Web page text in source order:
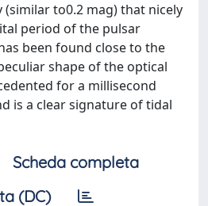
to0.2 mag) that nicely
period of the pulsar
been found close to the
shape of the optical
for a millisecond
is a clear signature of tidal
Scheda completa
(DC)